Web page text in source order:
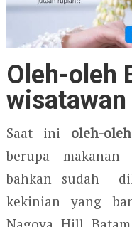
Oleh-oleh
wisatawan
Saat ini oleh-
berupa makanan
bahkan sudah
kekinian yang